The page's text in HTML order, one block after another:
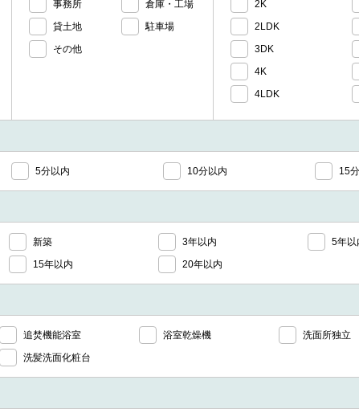
事務所
倉庫・工場
貸土地
駐車場
その他
2K
2LDK
3DK
4K
4LDK
5分以内 10分以内 15
新築 3年以内 5年以
15年以内 20年以内
追焚機能浴室 浴室乾燥機
洗面所独立
洗髪洗面化粧台